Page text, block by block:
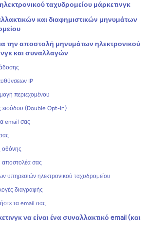
ταχυδρομείου μάρκετινγκ
και διαφημιστικών μηνυμάτων
την αποστολή μηνυμάτων ηλεκτρονικού
και συναλλαγών
IP
περιεχομένου
εισόδου (Double Opt-In)
email σας
οθόνης
αποστολέα σας
υπηρεσιών ηλεκτρονικού ταχυδρομείου
διαγραφής
τα email σας
να είναι ένα συναλλακτικό email (και